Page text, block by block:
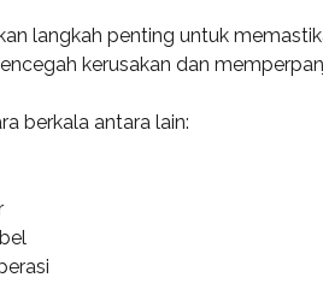
langkah penting untuk
kerusakan dan
berkala antara lain: